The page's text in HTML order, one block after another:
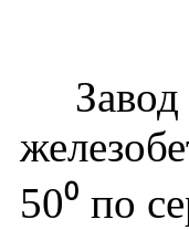
Завод
50⁰ по